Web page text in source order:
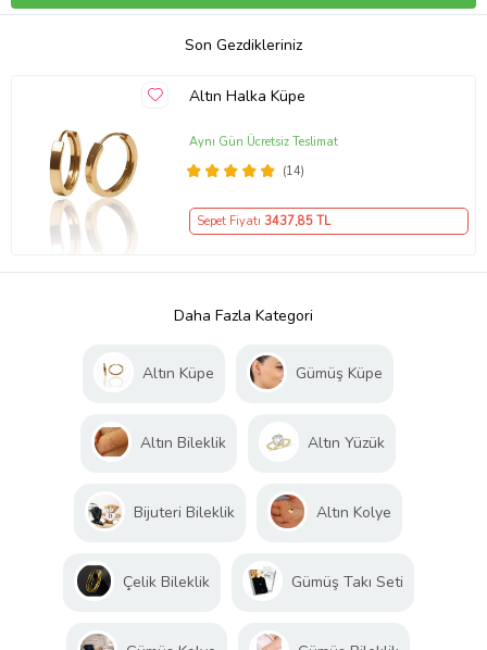
Son Gezdikleriniz
Altın Halka Küpe
(14)
Aynı Gün Ücretsiz Teslimat
Sepet Fiyatı 3437,85 TL
Daha Fazla Kategori
Altın Küpe Gümüş Küpe
Altın Bileklik Altın Yüzük
Bijuteri Bileklik Altın Kolye
Çelik Bileklik Gümüş Takı Seti